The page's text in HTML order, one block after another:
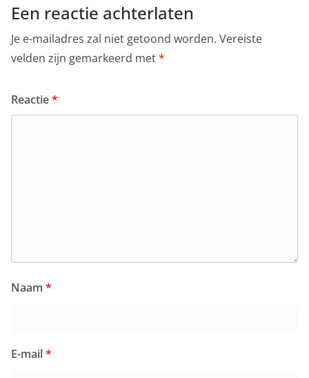
Een reactie achterlaten
Je e-mailadres zal niet getoond worden. Vereiste
velden zijn gemarkeerd met*
Reactie*
Naam *
E-mail*